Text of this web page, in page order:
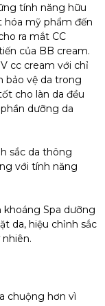
tính năng hữu
hóa mỹ phẩm đến
ra mắt CC
của BB cream.
cc cream với chỉ
bảo vệ da trong
cho làn da đều
dưỡng da
sắc da thông
với tính năng
khoáng Spa dưỡng
da, hiệu chỉnh sắc
chuộng hơn vì